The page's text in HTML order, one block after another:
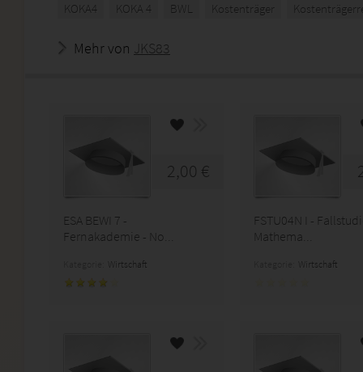
KOKA4 KOKA 4 BWL Kostenträger
Mehr von JKS83
2,00 €
ESA BEWI 7 -
Fernakademie - No...
Wirtschaft
FSTU04N I -
Mathema...
Wirtschaft